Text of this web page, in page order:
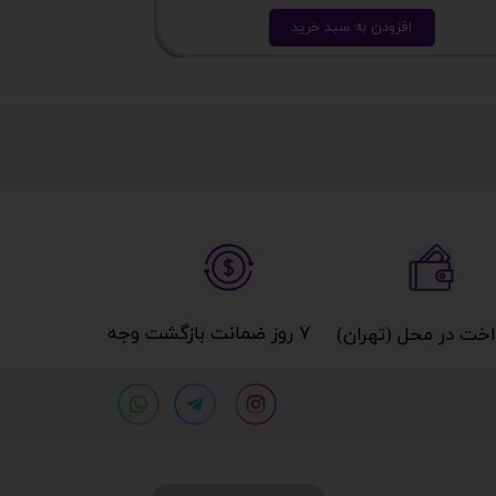
افزودن به سبد خرید
۷ روز ضمانت بازگشت وجه​​​​​​​ در محل (تهران)​​​​​​​